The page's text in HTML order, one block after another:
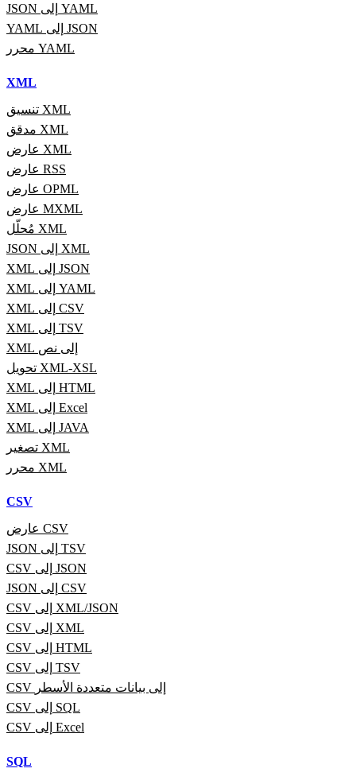
JSON إلى YAML
YAML إلى JSON
محرر YAML
XML
تنسيق XML
مدقق XML
عارض XML
عارض RSS
عارض OPML
عارض MXML
مُحلّل XML
JSON إلى XML
XML إلى JSON
XML إلى YAML
XML إلى CSV
XML إلى TSV
XML إلى نص
تحويل XML-XSL
XML إلى HTML
XML إلى Excel
XML إلى JAVA
تصغير XML
محرر XML
CSV
عارض CSV
JSON إلى TSV
CSV إلى JSON
JSON إلى CSV
CSV إلى XML/JSON
CSV إلى XML
CSV إلى HTML
CSV إلى TSV
CSV إلى بيانات متعددة الأسطر
CSV إلى SQL
CSV إلى Excel
SQL